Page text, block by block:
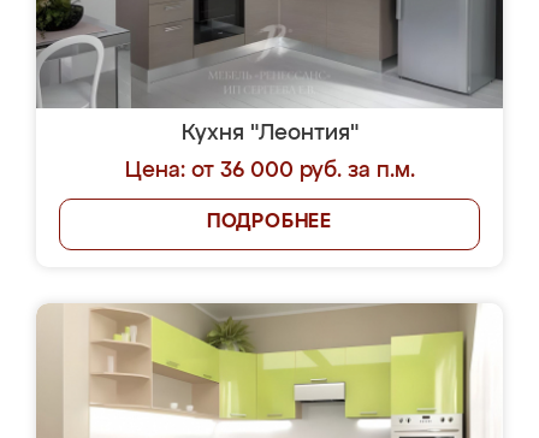
Кухня "Леонтия"
Цена: от 36 000 руб. за п.м.
ПОДРОБНЕЕ